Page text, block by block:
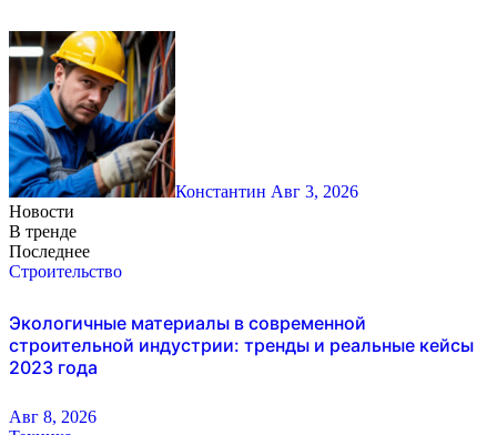
Константин Авг 3, 2026
Новости
В тренде
Последнее
Строительство
Экологичные материалы в современной
строительной индустрии: тренды и реальные кейсы
2023 года
Авг 8, 2026